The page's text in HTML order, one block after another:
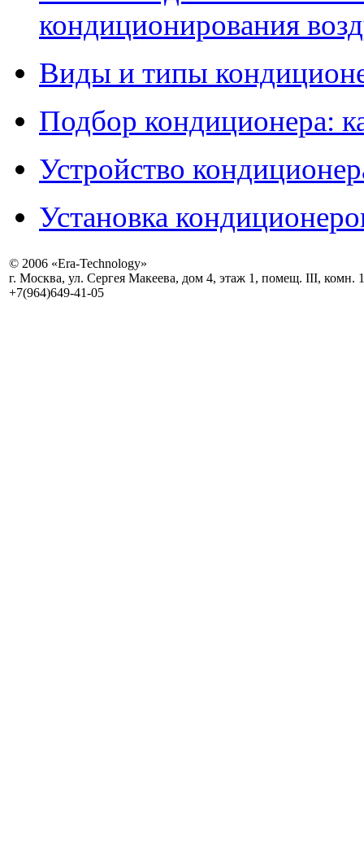
кондиционирования
Виды и типы
Подбор кондиционера:
Устройство
Установка
© 2006 «Era-Technology»
г. Москва, ул. Сергея Макеева, дом 4, этаж 1, помещ. III, комн. 1
+7(964)649-41-05